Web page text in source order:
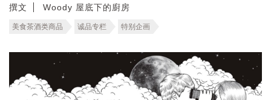
撰文 Woody 屋底下的廚房
美食茶酒类商品 诚品专栏 特别企画